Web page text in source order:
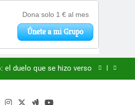
cómo una proteína
el duelo que se hizo verso